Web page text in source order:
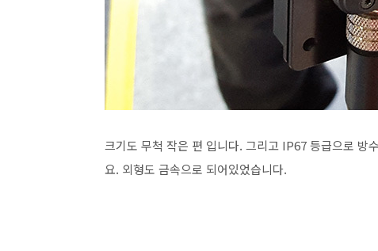
크기도 무척 작은 편 입니다. 그리고 IP67 등급으로 방
요. 외형도 금속으로 되어있었습니다.